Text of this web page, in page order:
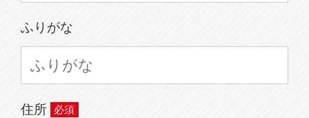
ふりがな
住所